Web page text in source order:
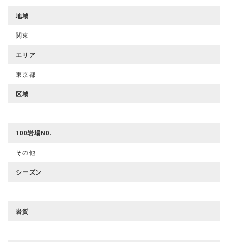
地域
関東
エリア
東京都
区域
-
100岩場N0.
その他
シーズン
-
岩質
-